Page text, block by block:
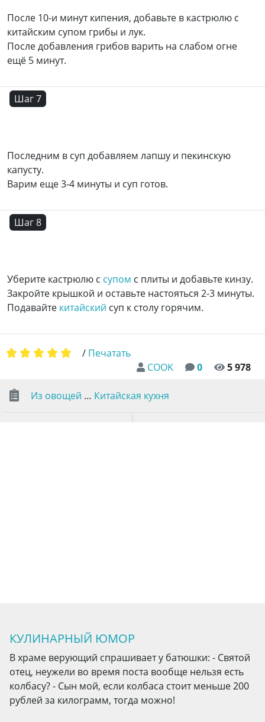
После 10-и минут кипения, добавьте в кастрюлю с
китайским супом грибы и лук.
После добавления грибов варить на слабом огне
ещё 5 минут.
Шаг 7
Последним в суп добавляем лапшу и пекинскую
капусту.
Варим еще 3-4 минуты и суп готов.
Шаг 8
Уберите кастрюлю с супом с плиты и добавьте кинзу.
Закройте крышкой и оставьте настояться 2-3 минуты.
Подавайте китайский суп к столу горячим.
COOK 0 5 978
/ Печатать
Из овощей … Китайская кухня
КУЛИНАРНЫЙ ЮМОР
В храме верующий спрашивает у батюшки: - Святой
отец, неужели во время поста вообще нельзя есть
колбасу? - Сын мой, если колбаса стоит меньше 200
рублей за килограмм, тогда можно!